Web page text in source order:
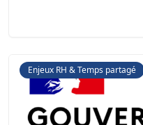
Enjeux RH & Temps partagé